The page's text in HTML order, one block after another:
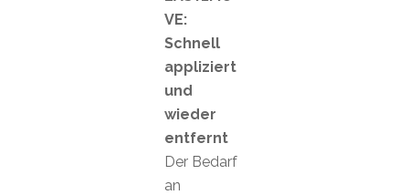
VE:
Schnell
appliziert
und
wieder
entfernt
Der Bedarf
an